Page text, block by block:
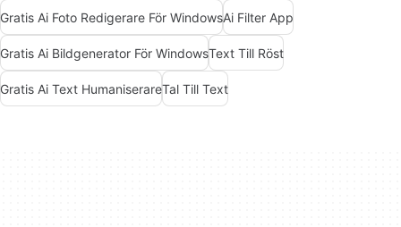
Gratis Ai Foto Redigerare För WindowsAi Filter App
Gratis Ai Bildgenerator För WindowsText Till Röst
Gratis Ai Text HumaniserareTal Till Text